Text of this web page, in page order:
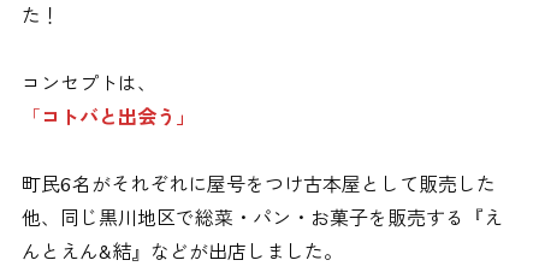
た！
コンセプトは、
「コトバと出会う」
町民6名がそれぞれに屋号をつけ古本屋として販売した
他、同じ黒川地区で総菜・パン・お菓子を販売する『え
んとえん&結』などが出店しました。